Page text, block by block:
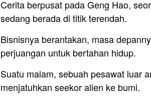
Cerita berpusat pada Geng Hao,
sedang berada di titik terendah.
Bisnisnya berantakan, masa
perjuangan untuk bertahan hidup.
Suatu malam, sebuah pesawat luar
menjatuhkan seekor alien ke bumi.